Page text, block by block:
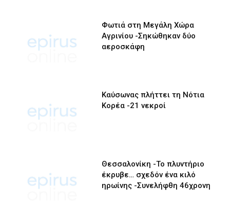
Φωτιά στη Μεγάλη Χώρα
Αγρινίου -Σηκώθηκαν δύο
αεροσκάφη
Καύσωνας πλήττει τη Νότια
Κορέα -21 νεκροί
Θεσσαλονίκη -Το πλυντήριο
έκρυβε… σχεδόν ένα κιλό
ηρωίνης -Συνελήφθη 46χρονη